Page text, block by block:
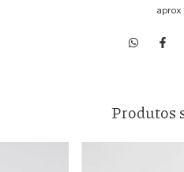
aprox
Produtos